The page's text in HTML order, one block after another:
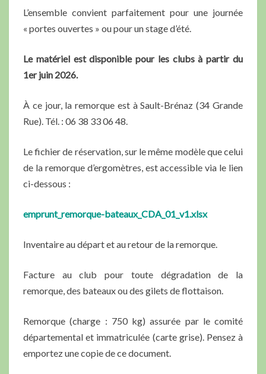
L’ensemble convient parfaitement pour une journée
« portes ouvertes » ou pour un stage d’été.
Le matériel est disponible pour les clubs à partir du
1er juin 2026.
À ce jour, la remorque est à Sault-Brénaz (34 Grande
Rue). Tél. : 06 38 33 06 48.
Le fichier de réservation, sur le même modèle que celui
de la remorque d’ergomètres, est accessible via le lien
ci-dessous :
emprunt_remorque-bateaux_CDA_01_v1.xlsx
Inventaire au départ et au retour de la remorque.
Facture au club pour toute dégradation de la
remorque, des bateaux ou des gilets de flottaison.
Remorque (charge : 750 kg) assurée par le comité
départemental et immatriculée (carte grise). Pensez à
emportez une copie de ce document.